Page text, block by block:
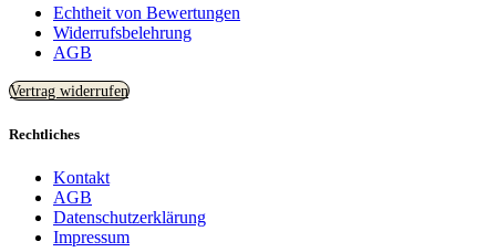
Echtheit von Bewertungen
Widerrufsbelehrung
AGB
Vertrag widerrufen
Rechtliches
Kontakt
AGB
Datenschutzerklärung
Impressum